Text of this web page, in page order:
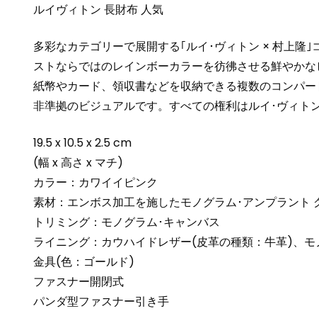
ルイヴィトン 長財布 人気
多彩なカテゴリーで展開する｢ルイ･ヴィトン × 村上隆
ストならではのレインボーカラーを彷彿させる鮮やか
紙幣やカード、領収書などを収納できる複数のコンパ
非準拠のビジュアルです。すべての権利はルイ･ヴィト
19.5 x 10.5 x 2.5 cm
(幅 x 高さ x マチ)
カラー：カワイイピンク
素材：エンボス加工を施したモノグラム･アンプラン
トリミング：モノグラム･キャンバス
ライニング：カウハイドレザー(皮革の種類：牛革)、モ
金具(色：ゴールド)
ファスナー開閉式
パンダ型ファスナー引き手